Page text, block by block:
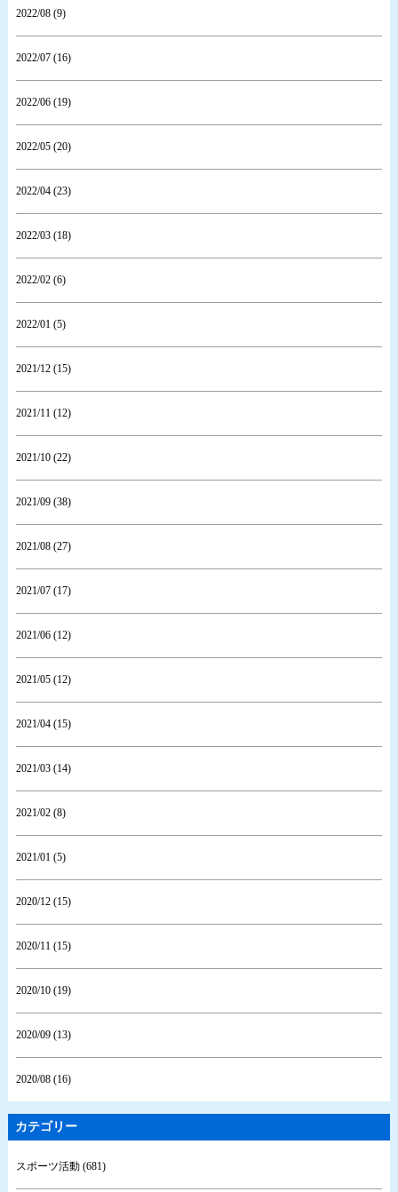
2022/08 (9)
2022/07 (16)
2022/06 (19)
2022/05 (20)
2022/04 (23)
2022/03 (18)
2022/02 (6)
2022/01 (5)
2021/12 (15)
2021/11 (12)
2021/10 (22)
2021/09 (38)
2021/08 (27)
2021/07 (17)
2021/06 (12)
2021/05 (12)
2021/04 (15)
2021/03 (14)
2021/02 (8)
2021/01 (5)
2020/12 (15)
2020/11 (15)
2020/10 (19)
2020/09 (13)
2020/08 (16)
カテゴリー
スポーツ活動 (681)